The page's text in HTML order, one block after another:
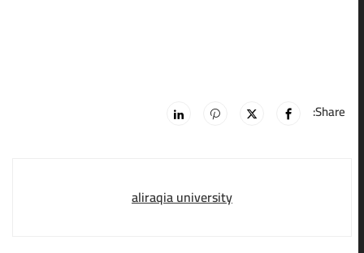
Share:
aliraqia university